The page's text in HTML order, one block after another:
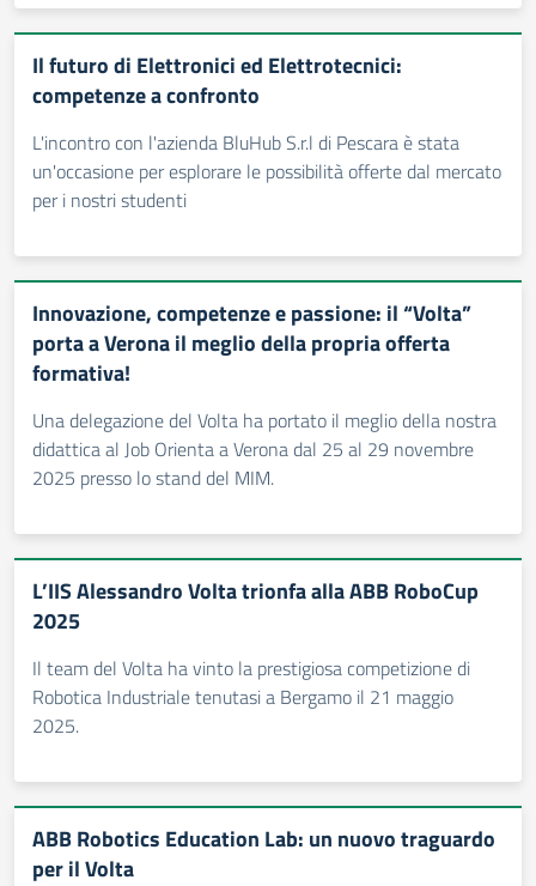
Il futuro di Elettronici ed Elettrotecnici:
competenze a confronto
L'incontro con l'azienda BluHub S.r.l di Pescara è stata
un'occasione per esplorare le possibilità offerte dal mercato
per i nostri studenti
Innovazione, competenze e passione: il “Volta”
porta a Verona il meglio della propria offerta
formativa!
Una delegazione del Volta ha portato il meglio della nostra
didattica al Job Orienta a Verona dal 25 al 29 novembre
2025 presso lo stand del MIM.
L’IIS Alessandro Volta trionfa alla ABB RoboCup
2025
Il team del Volta ha vinto la prestigiosa competizione di
Robotica Industriale tenutasi a Bergamo il 21 maggio
2025.
ABB Robotics Education Lab: un nuovo traguardo
per il Volta